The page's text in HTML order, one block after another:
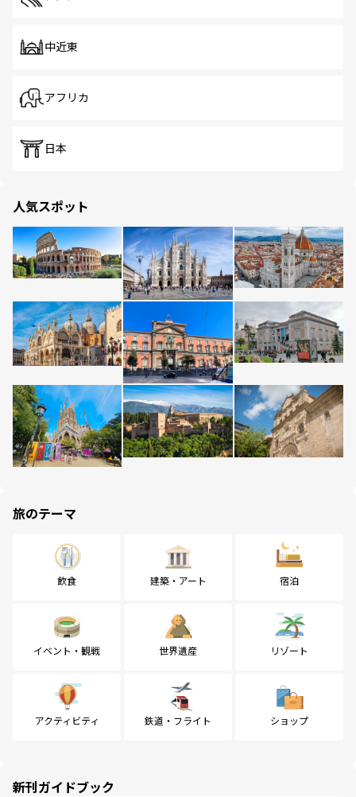
中近東
アフリカ
日本
人気スポット
旅のテーマ
飲食 建築・アート 宿泊
イベント・観戦 世界遺産 リゾート
アクティビティ 鉄道・フライト ショップ
新刊ガイドブック